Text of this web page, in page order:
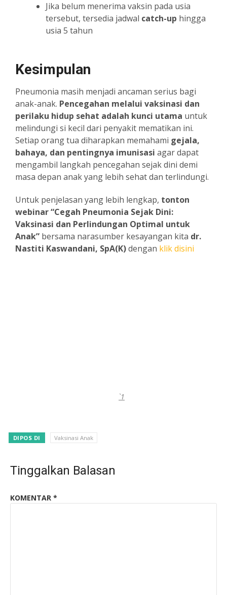
Jika belum menerima vaksin pada usia
tersebut, tersedia jadwal catch-up hingga
usia 5 tahun
Kesimpulan
Pneumonia masih menjadi ancaman serius bagi
anak-anak. Pencegahan melalui vaksinasi dan
perilaku hidup sehat adalah kunci utama untuk
melindungi si kecil dari penyakit mematikan ini.
Setiap orang tua diharapkan memahami gejala,
bahaya, dan pentingnya imunisasi agar dapat
mengambil langkah pencegahan sejak dini demi
masa depan anak yang lebih sehat dan terlindungi.
Untuk penjelasan yang lebih lengkap, tonton
webinar “Cegah Pneumonia Sejak Dini:
Vaksinasi dan Perlindungan Optimal untuk
Anak” bersama narasumber kesayangan kita dr.
Nastiti Kaswandani, SpA(K)dengan klik disini
`1
DIPOS DI Vaksinasi Anak
Tinggalkan Balasan
KOMENTAR *